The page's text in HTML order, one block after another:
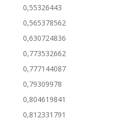
0,55326443
0,565378562
0,630724836
0,773532662
0,777144087
0,79309978
0,804619841
0,812331791